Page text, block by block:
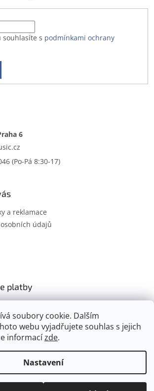
soubory cookie. Dalším
webu vyjadřujete souhlas s jejich
informacízde.
Nastavení
souhlasíte s podmínkami ochrany
a reklamace
údajů
platby
. Všechna práva vyhrazena.